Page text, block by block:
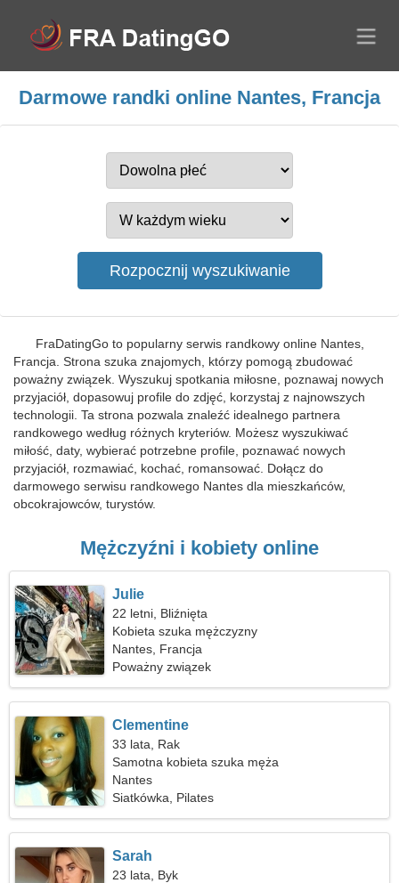
Darmowe randki online Nantes, Francja
FraDatingGo to popularny serwis randkowy online Nantes,
Francja. Strona szuka znajomych, którzy pomogą zbudować
poważny związek. Wyszukuj spotkania miłosne, poznawaj nowych
przyjaciół, dopasowuj profile do zdjęć, korzystaj z najnowszych
technologii. Ta strona pozwala znaleźć idealnego partnera
randkowego według różnych kryteriów. Możesz wyszukiwać
miłość, daty, wybierać potrzebne profile, poznawać nowych
przyjaciół, rozmawiać, kochać, romansować. Dołącz do
darmowego serwisu randkowego Nantes dla mieszkańców,
obcokrajowców, turystów.
Mężczyźni i kobiety online
Julie
22 letni, Bliźnięta
Kobieta szuka mężczyzny
Nantes, Francja
Poważny związek
Clementine
33 lata, Rak
Samotna kobieta szuka męża
Nantes
Siatkówka, Pilates
Sarah
23 lata, Byk